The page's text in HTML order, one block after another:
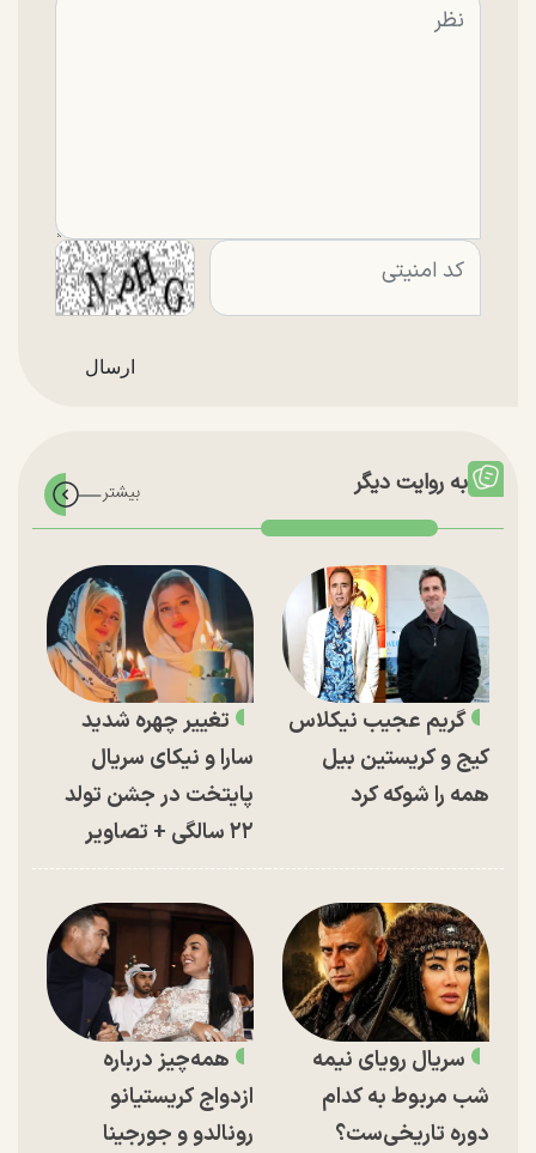
به روایت دیگر
گریم عجیب نیکلاس
کیج و کریستین بیل
همه را شوکه کرد
تغییر چهره شدید
سارا و نیکای سریال
پایتخت در جشن تولد
۲۲ سالگی + تصاویر
سریال رویای نیمه
شب مربوط به کدام
دوره تاریخی‌ست؟
همه‌چیز درباره
ازدواج کریستیانو
رونالدو و جورجینا